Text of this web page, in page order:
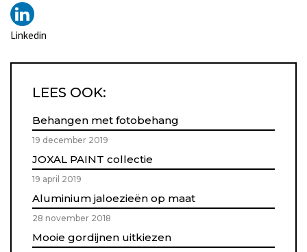
Linkedin
LEES OOK:
Behangen met fotobehang
19 december 2019
JOXAL PAINT collectie
19 april 2019
Aluminium jaloezieën op maat
28 november 2018
Mooie gordijnen uitkiezen